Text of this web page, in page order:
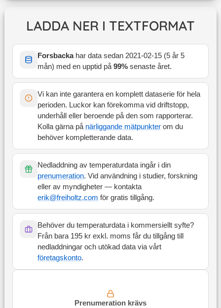
LADDA NER I TEXTFORMAT
Forsbackahar data sedan 2021-02-15(5 år 5
mån) med en upptid på99% senaste året.
Vi kan inte garantera en komplett dataserie för hela
perioden. Luckor kan förekomma vid driftstopp,
underhåll eller beroende på den som rapporterar.
Kolla gärna på närliggande mätpunkterom du
behöver kompletterande data.
Nedladdning av temperaturdata ingår i din
prenumeration. Vid användning i studier, forskning
eller av myndigheter — kontakta
erik@freiholtz.com för gratis tillgång.
Behöver du temperaturdata i kommersiellt syfte?
Från bara 195 kr exkl. moms får du tillgång till
nedladdningar och utökad data via vårt
företagskonto.
Prenumeration krävs